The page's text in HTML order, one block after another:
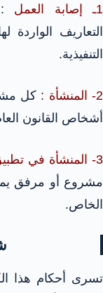
1ـ إصابة العمل
:
التعاريف الواردة
التنفيذية.
2- المنشأة :
كل
أشخاص القانون
3- المنشأة في تطبيق أحكام الباب الرابع من هذا الكتاب :
مشروع أو مرفق
الخاص.
تسرى أحكام هذا